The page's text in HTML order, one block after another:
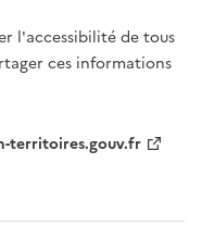
l'accessibilité de tous
ces informations
territoires.gouv.fr